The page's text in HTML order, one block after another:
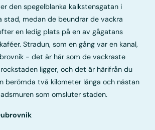
den spegelblanka kalkstensgatan i
stad, medan de beundrar de vackra
en ledig plats på en av gågatans
Stradun, som en gång var en kanal,
- det är här som de vackraste
ligger, och det är härifrån du
berömda två kilometer långa och nästan
som omsluter staden.